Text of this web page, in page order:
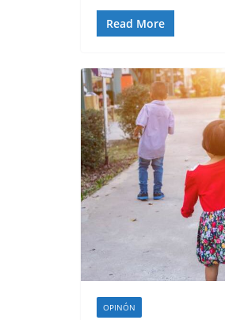
Read More
OPINÓN